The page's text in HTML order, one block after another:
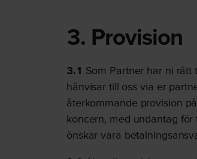
3. Provision
3.1 Som Partner har ni rätt
hänvisar till oss via er
återkommande provision
koncern, med undantag
önskar vara